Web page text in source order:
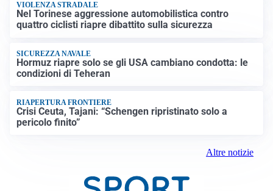
VIOLENZA STRADALE
Nel Torinese aggressione automobilistica contro
quattro ciclisti riapre dibattito sulla sicurezza
SICUREZZA NAVALE
Hormuz riapre solo se gli USA cambiano condotta: le
condizioni di Teheran
RIAPERTURA FRONTIERE
Crisi Ceuta, Tajani: “Schengen ripristinato solo a
pericolo finito”
Altre notizie